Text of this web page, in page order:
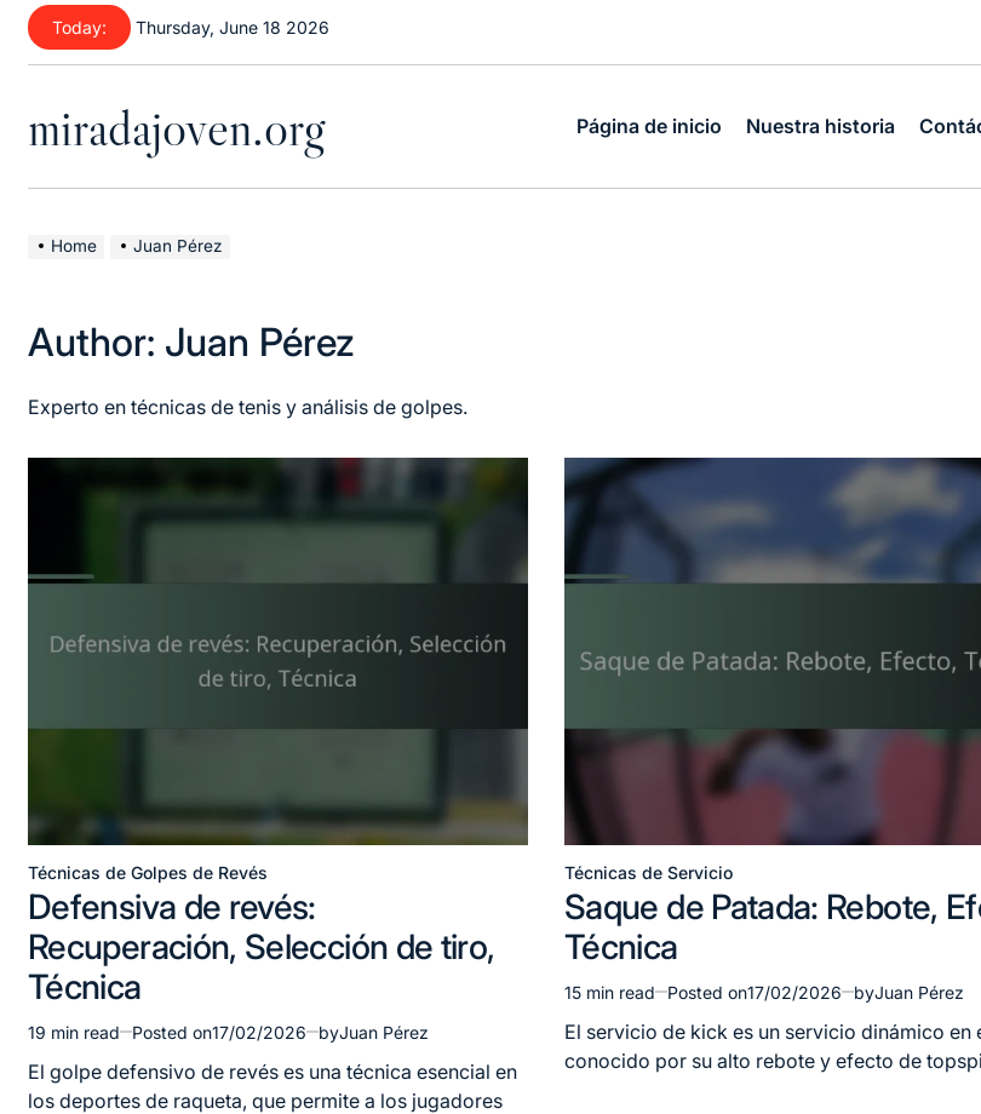
Skip
content
Today: Thursday, June 18 2026
miradajoven.org Página de inicio Nuestra historia
Home Juan Pérez
Author: Juan Pérez
Experto en técnicas de tenis y análisis de golpes.
Posted
Técnicas de Golpes de Revés
Defensiva de revés:
Recuperación, Selección de tiro,
Técnica
Estimated
read
time
19 min read Posted on17/02/2026 byJuan Pérez
El golpe defensivo de revés es una técnica esencial en
los deportes de raqueta, que permite a los jugadores
Posted
in
Técnicas de Servicio
Saque de Patada: Rebote,
Técnica
Estimated
read
time
15 min read Posted on17/02/2026 byJuan Pérez
El servicio de kick es un servicio dinámico en
conocido por su alto rebote y efecto de